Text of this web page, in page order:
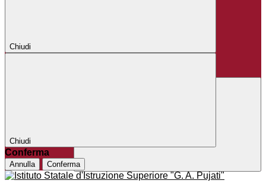
Chiudi
Chiudi
Conferma
Annulla Conferma